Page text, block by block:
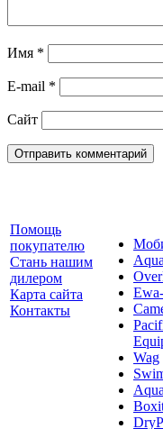
Имя *
E-mail *
Сайт
Помощь
покупателю
Стань нашим
дилером
Карта сайта
Контакты
Wag